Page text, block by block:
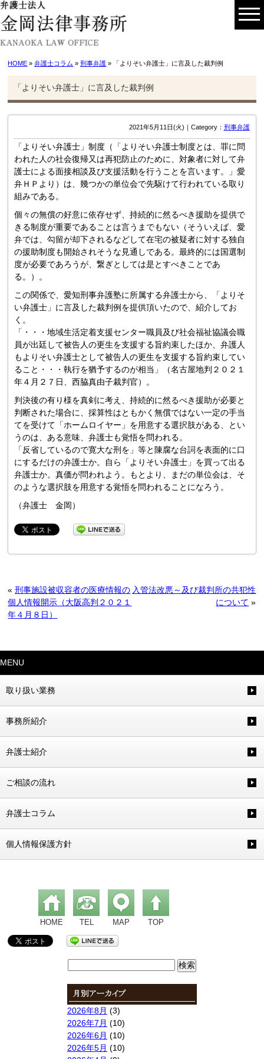
HOME »弁護士コラム »刑事弁護 » 「よりそい弁護士」に言及した裁判例
「よりそい弁護士」に言及した裁判例
2021年5月11日(火)｜Category： 刑事弁護
「よりそい弁護士」制度（「よりそい弁護士制度とは、罪に問
われた人の社会復帰又は再犯防止のために、対象者に対して弁
護士による面接相談及び支援活動を行うことを言います。」愛
弁ＨＰより）は、幾つかの単位会で先駆けて行われている取り
組みである。
個々の無償の好意に依存せず、持続的に然るべき援助を提供で
きる制度が重要であることは言うまでもない（そういえば、愛
弁では、勾留が却下されるなどして在宅の被疑者に対する独自
の援助制度も開始されそうな見通しである。最終的には国選制
度が必要であろうが、繋ぎとしては是とすべきことであ
る。）。
この関係で、愛知刑事弁護塾に所属する弁護士から、「よりそ
い弁護士」に言及した裁判例を提供頂いたので、紹介してお
く。
「・・・地域生活定着支援センター職員及び社会福祉協議会職
員が出廷して被告人の更生を支援する旨約束したほか、弁護人
もよりそい弁護士として被告人の更生を支援する旨約束してい
ること・・・執行を猶予するのが相当」（名古屋地判２０２１
年４月２７日、西脇真由子裁判官）。
判決後の有り様を真剣に考え、持続的に然るべき援助が必要と
判断された場合に、採算性はともかく無償ではない一定の手当
てを受けて「ホームロイヤー」を用意する選択肢がある、とい
うのは、ある意味、弁護士も覚悟を問われる。
「反省しているので寛大な刑を」等と陳腐な台詞を表面的に口
にするだけの弁護士か。自ら「よりそい弁護士」を買って出る
弁護士か。真価が問われよう。もとより、まだの単位会は、そ
のような選択肢を用意する覚悟を問われることになろう。
（弁護士 金岡）
«刑事施設被収容者の医療情報の
個人情報開示（大阪高判２０２１
年４月８日）
入管法改悪～及び裁判所の共犯性
について »
MENU
取り扱い業務
事務所紹介
弁護士紹介
ご相談の流れ
弁護士コラム
個人情報保護方針
HOME TEL MAP TOP
2026年8月 (3)
2026年7月 (10)
2026年6月 (10)
2026年5月 (10)